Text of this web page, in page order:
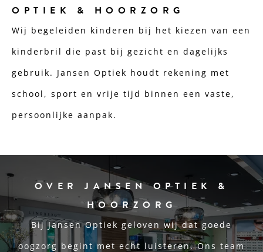
OPTIEK & HOORZORG
Wij begeleiden kinderen bij het kiezen van een
kinderbril die past bij gezicht en dagelijks
gebruik. Jansen Optiek houdt rekening met
school, sport en vrije tijd binnen een vaste,
persoonlijke aanpak.
OVER JANSEN OPTIEK &
HOORZORG
Bij Jansen Optiek geloven wij dat goede
oogzorg begint met echt luisteren. Ons team